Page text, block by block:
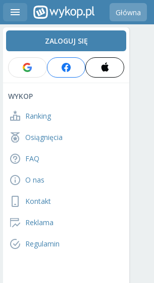
Główna
ZALOGUJ SIĘ
WYKOP
Ranking
Osiągnięcia
FAQ
O nas
Kontakt
Reklama
Regulamin